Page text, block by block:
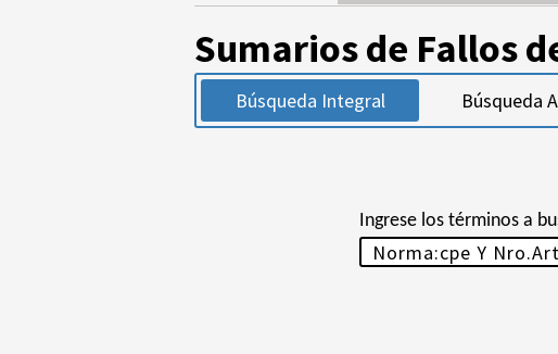
Sumarios de Fallos
Búsqueda Integral Búsqueda
Ingrese los términos a